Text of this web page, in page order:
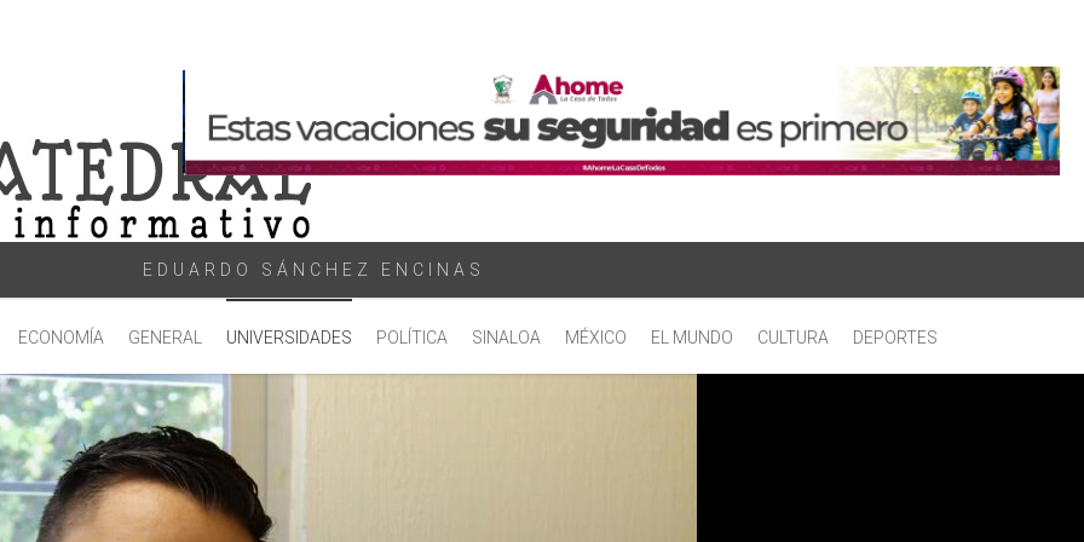
EDUARDO SÁNCHEZ ENCINAS
ECONOMÍA GENERAL UNIVERSIDADES POLÍTICA SINALOA MÉXICO EL MUNDO CULTURA DEPORTES